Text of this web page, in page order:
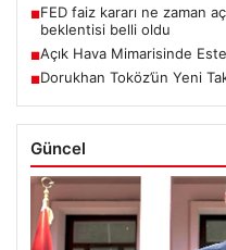
■FED faiz kararı ne zaman
beklentisi belli oldu
■Açık Hava Mimarisinde
■Dorukhan Toköz’ün Yeni
Güncel